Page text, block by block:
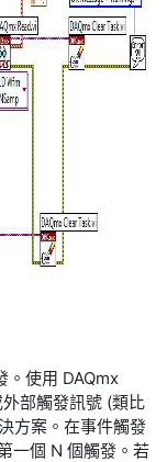
。使用 DAQmx
部觸發訊號 (類比
方案。在事件觸發
一個 N 個觸發。若